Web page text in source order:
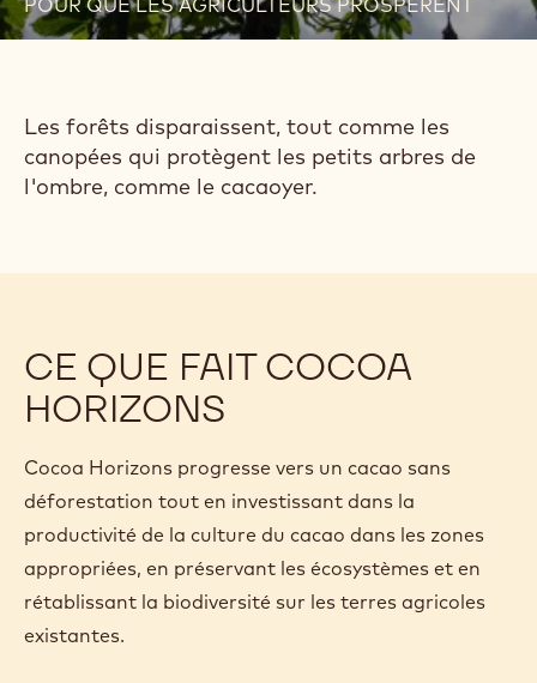
POUR QUE LES AGRICULTEURS PROSPÈRENT
Les forêts disparaissent, tout comme les
canopées qui protègent les petits arbres de
l'ombre, comme le cacaoyer.
CE QUE FAIT COCOA
HORIZONS
Cocoa Horizons progresse vers un cacao sans
déforestation tout en investissant dans la
productivité de la culture du cacao dans les zones
appropriées, en préservant les écosystèmes et en
rétablissant la biodiversité sur les terres agricoles
existantes.